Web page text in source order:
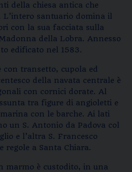
della chiesa antica che
L’intero santuario domina il
con la sua facciata sulla
della Lobra. Annesso
edificato nel 1583.
con transetto, cupola ed
della navata centrale è
con cornici dorate. Al
tra figure di angioletti e
con le barche. Ai lati
un S. Antonio da Padova col
e l’altra S. Francesco
regole a Santa Chiara.
marmo è custodito, in una